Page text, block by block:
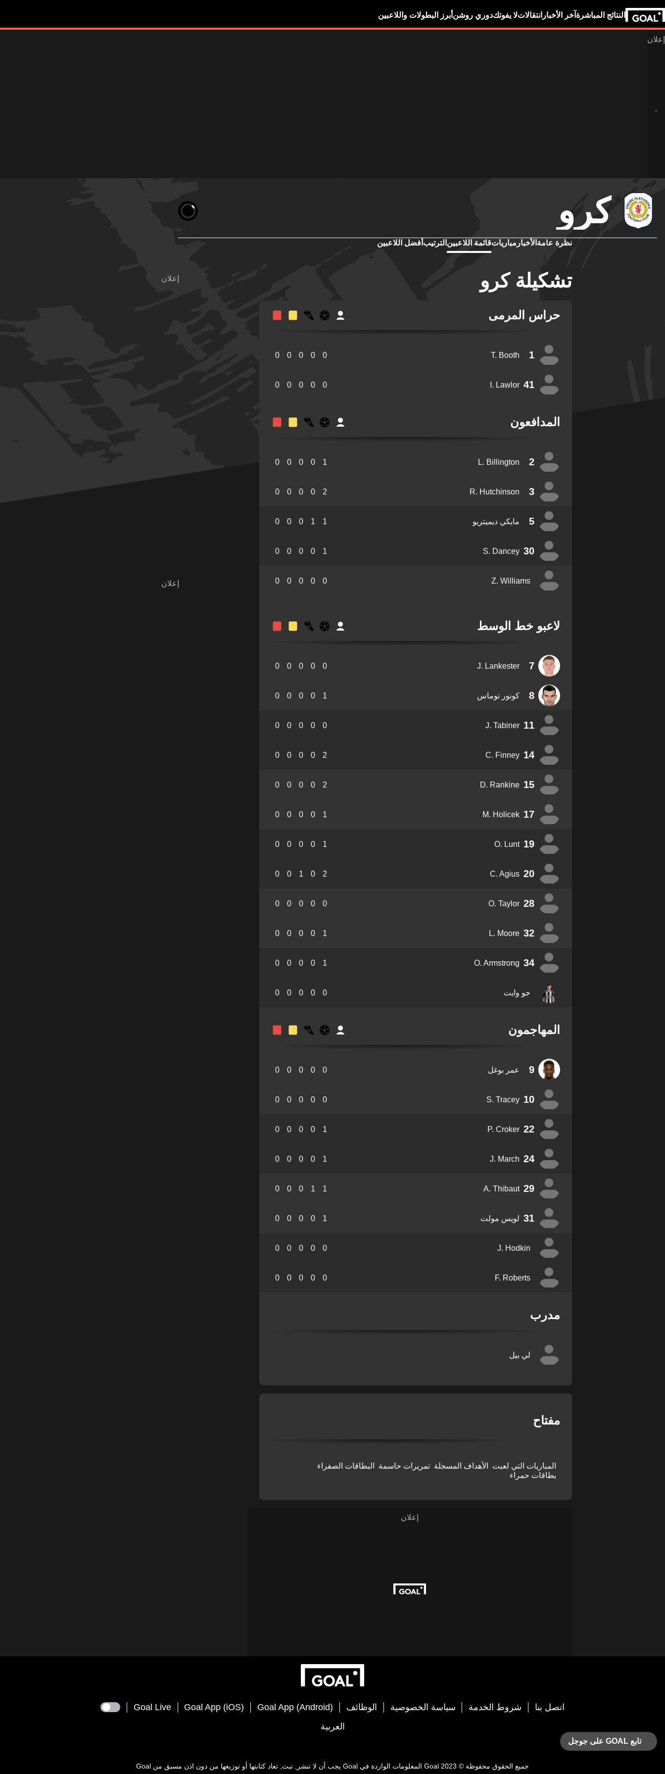
النتائج المباشرة آخر الأخبار انتقالاتلا يفوتكدوري روشن أبرز البطولات واللاعبين
كرو
نظرة عامة الأخبار مبارياتقائمة اللاعبين الترتيب أفضل اللاعبين
تشكيلة كرو
حراس المرمى
1
T. Booth
0
0
0
0
0
41
I. Lawlor
0
0
0
0
0
المدافعون
2
L. Billington
1
0
0
0
0
3
R. Hutchinson
2
0
0
0
0
5 مايكي ديميتريو 1
1
0
0
0
30
S. Dancey
1
0
0
0
0
Z. Williams
0
0
0
0
0
لاعبو خط الوسط
7
J. Lankester
0
0
0
0
0
8 كونور توماس 1
0
0
0
0
11
J. Tabiner
0
0
0
0
0
14
C. Finney
2
0
0
0
0
15
D. Rankine
2
0
0
0
0
17
M. Holicek
1
0
0
0
0
19
O. Lunt
1
0
0
0
0
20
C. Agius
2
0
1
0
0
28
O. Taylor
0
0
0
0
0
32
L. Moore
1
0
0
0
0
34
O. Armstrong
1
0
0
0
0
جو وايت 0
0
0
0
0
المهاجمون
9 عمر بوغل 0
0
0
0
0
10
S. Tracey
0
0
0
0
0
22
P. Croker
1
0
0
0
0
24
J. March
1
0
0
0
0
29
A. Thibaut
1
1
0
0
0
31 لويس مولت 1
0
0
0
0
J. Hodkin
0
0
0
0
0
F. Roberts
0
0
0
0
0
مدرب
لي بيل
مفتاح
المباريات التي لعبت الأهداف المسجلة تمريرات حاسمة
البطاقات الصفراء
بطاقات حمراء
اتصل بنا شروط الخدمة سياسة الخصوصية الوظائف Goal App (Android)
Goal App (iOS)
Goal Live
العربية
تابع GOAL على جوجل
جميع الحقوق محفوظة © 2023 Goal المعلومات الواردة في Goal يجب أن لا تنشر, تبث, تعاد كتابتها أو توزيعها من دون اذن مسبق من Goal